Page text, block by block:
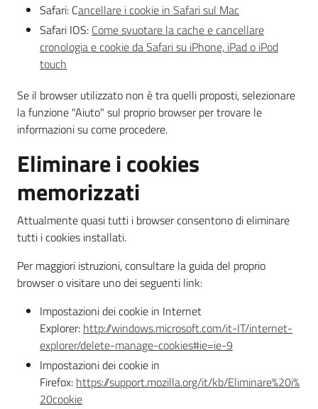
Novità
Servizi
Argomenti
Safari: Cancellare i cookie in Safari sul Mac
Safari IOS: Come svuotare la cache e cancellare
cronologia e cookie da Safari su iPhone, iPad o iPod
touch
Se il browser utilizzato non è tra quelli proposti, selezionare
la funzione "Aiuto" sul proprio browser per trovare le
informazioni su come procedere.
Eliminare i cookies
memorizzati
Attualmente quasi tutti i browser consentono di eliminare
tutti i cookies installati.
Per maggiori istruzioni, consultare la guida del proprio
browser o visitare uno dei seguenti link:
Impostazioni dei cookie in Internet
Explorer: http://windows.microsoft.com/it-IT/internet-
explorer/delete-manage-cookies#ie=ie-9
Impostazioni dei cookie in
Firefox: https://support.mozilla.org/it/kb/Eliminare%20i%
20cookie